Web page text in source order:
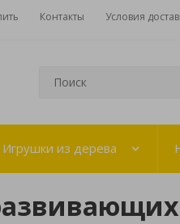
Контакты Условия
Игрушки из дерева